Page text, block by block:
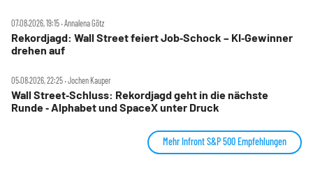
07.08.2026, 19:15 ‧ Annalena Götz
Rekordjagd: Wall Street feiert Job‑Schock – KI‑Gewinner
drehen auf
05.08.2026, 22:25 ‧ Jochen Kauper
Wall Street‑Schluss: Rekordjagd geht in die nächste
Runde ‑ Alphabet und SpaceX unter Druck
Mehr Infront S&P 500 Empfehlungen